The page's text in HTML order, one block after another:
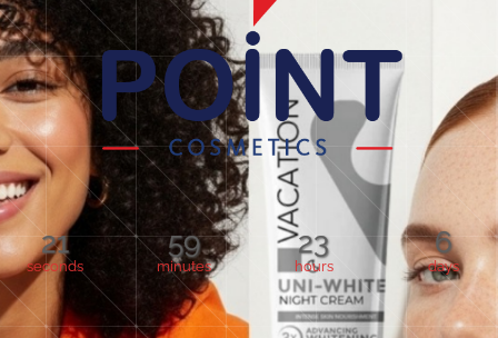
6
days
23
hours
59
minutes
21
seconds